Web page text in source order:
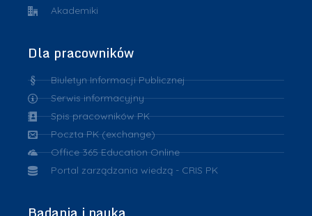
Akademiki
Dla pracowników
Biuletyn Informacji Publicznej
Serwis informacyjny
Spis pracowników PK
Poczta PK (exchange)
Office 365 Education Online
Portal zarządzania wiedzą - CRIS PK